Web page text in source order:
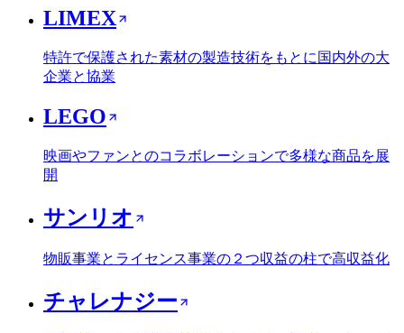
LIMEX
特許で保護された素材の製造技術をもとに国内外の大
企業と協業
LEGO
映画やファンとのコラボレーションで多様な商品を展
開
サンリオ
物販事業とライセンス事業の２つ収益の柱で高収益化
チャレナジー